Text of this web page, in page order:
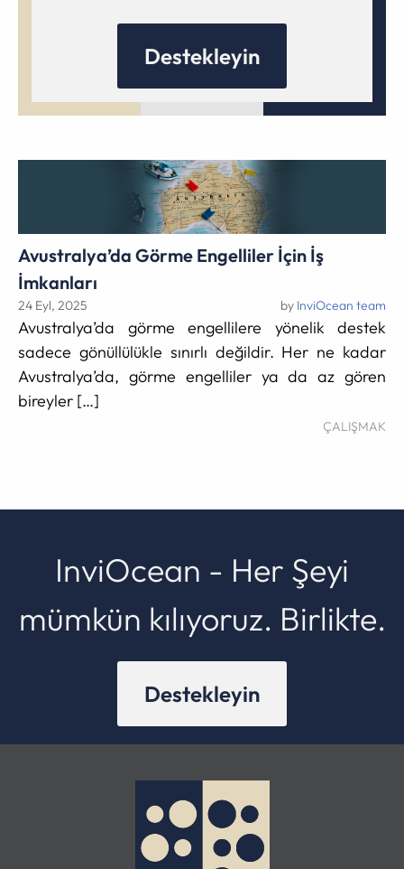
Destekleyin
Avustralya’da Görme Engelliler İçin İş
İmkanları
24 Eyl, 2025 by InviOcean team
Avustralya’da görme engellilere yönelik destek
sadece gönüllülükle sınırlı değildir. Her ne kadar
Avustralya’da, görme engelliler ya da az gören
bireyler […]
ÇALIŞMAK
InviOcean - Her Şeyi
mümkün kılıyoruz. Birlikte.
Destekleyin